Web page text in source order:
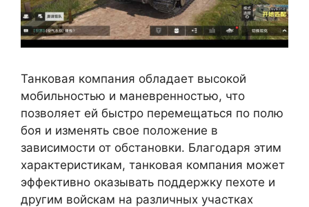
Танковая компания обладает высокой
мобильностью и маневренностью, что
позволяет ей быстро перемещаться по полю
боя и изменять свое положение в
зависимости от обстановки. Благодаря этим
характеристикам, танковая компания может
эффективно оказывать поддержку пехоте и
другим войскам на различных участках